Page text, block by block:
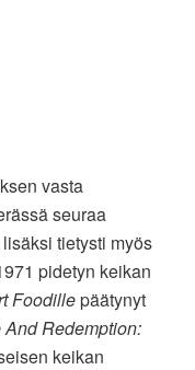
vasta
seuraa
tietysti myös
pidetyn keikan
Foodillepäätynyt
Redemption:
keikan